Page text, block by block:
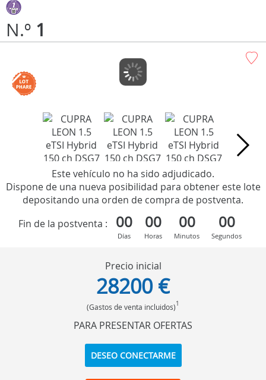
N.º 1
Este vehículo no ha sido adjudicado.
Dispone de una nueva posibilidad para obtener este lote
depositando una orden de compra de postventa.
Fin de la postventa :
00
Días
00
Horas
00
Minutos
00
Segundos
Precio inicial
28200 €
(Gastos de venta incluidos)1
PARA PRESENTAR OFERTAS
DESEO CONECTARME